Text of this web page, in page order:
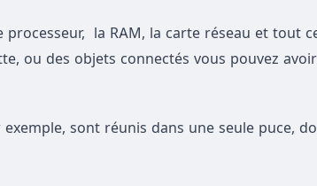
la RAM, la carte réseau et tout
ou des objets connectés vous pouvez
sont réunis dans une seule puce,